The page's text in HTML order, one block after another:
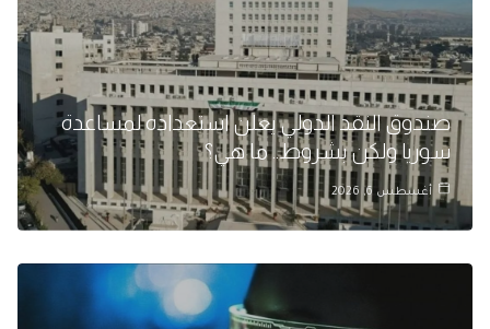
صندوق النقد الدولي يعلن استعداده لمساعدة
سوريا ولكن بشروط.. ما هي؟
أغسطس 6, 2026